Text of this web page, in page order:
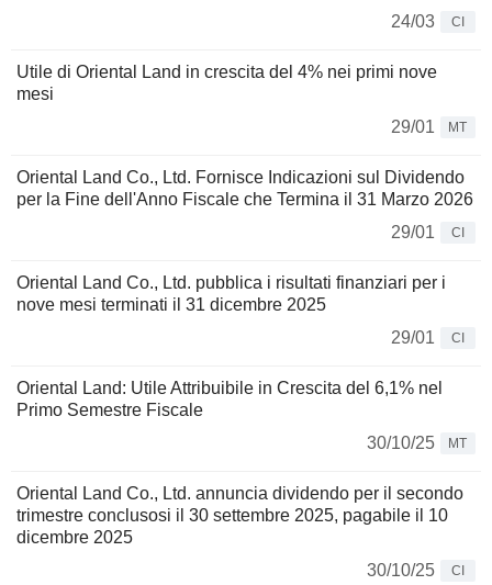
24/03
CI
Utile di Oriental Land in crescita del 4% nei primi nove
mesi
29/01
MT
Oriental Land Co., Ltd. Fornisce Indicazioni sul Dividendo
per la Fine dell'Anno Fiscale che Termina il 31 Marzo 2026
29/01
CI
Oriental Land Co., Ltd. pubblica i risultati finanziari per i
nove mesi terminati il 31 dicembre 2025
29/01
CI
Oriental Land: Utile Attribuibile in Crescita del 6,1% nel
Primo Semestre Fiscale
30/10/25
MT
Oriental Land Co., Ltd. annuncia dividendo per il secondo
trimestre conclusosi il 30 settembre 2025, pagabile il 10
dicembre 2025
30/10/25
CI